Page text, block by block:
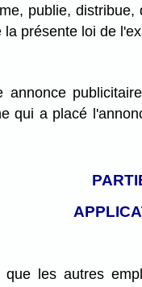
publie,
présente loi de
qui a placé
les autres